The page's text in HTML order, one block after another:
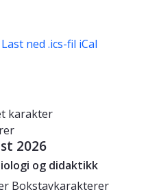
Last ned .ics-fil iCal
karakter
2026
og didaktikk
Bokstavkarakterer